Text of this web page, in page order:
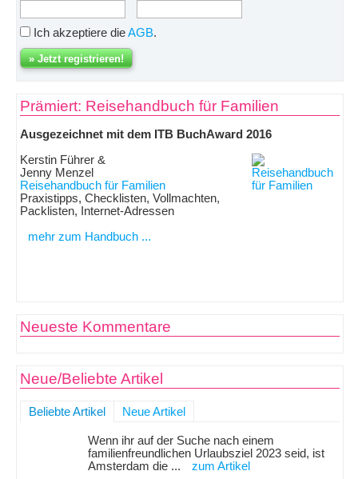
Ich akzeptiere dieAGB.
Prämiert: Reisehandbuch für Familien
Ausgezeichnet mit dem ITB BuchAward 2016
Kerstin Führer &
Jenny Menzel
Reisehandbuch für Familien
Praxistipps, Checklisten, Vollmachten,
Packlisten, Internet-Adressen
mehr zum Handbuch ...
Neueste Kommentare
Neue/Beliebte Artikel
Beliebte Artikel Neue Artikel
Wenn ihr auf der Suche nach einem
familienfreundlichen Urlaubsziel 2023 seid, ist
Amsterdam die ...
zum Artikel